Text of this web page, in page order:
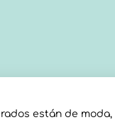
están de